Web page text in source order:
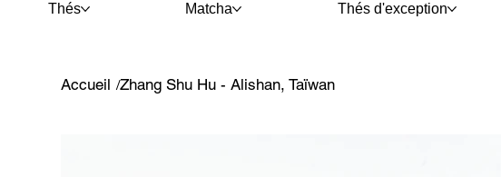
Thés Matcha Thés d'exception
Accueil /Zhang Shu Hu - Alishan, Taïwan